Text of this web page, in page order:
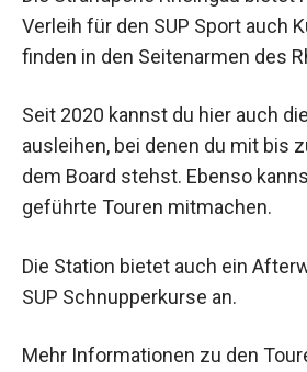
Verleih für den SUP Sport auch
finden in den Seitenarmen des
Seit 2020 kannst du hier auch
ausleihen, bei denen du mit bis
dem Board stehst. Ebenso
geführte Touren mitmachen.
Die Station bietet auch ein
SUP Schnupperkurse an.
Mehr Informationen zu den